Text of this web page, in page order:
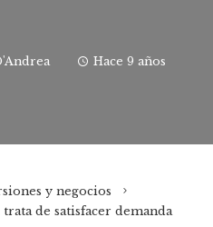
Hace 9 años
y negocios
de satisfacer demanda